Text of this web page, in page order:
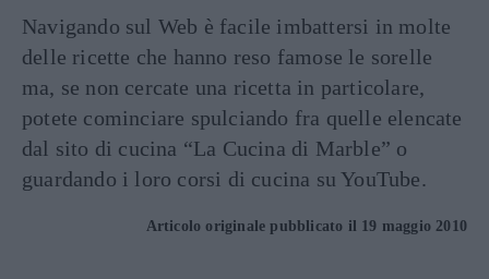
Navigando sul Web è facile imbattersi in molte
delle ricette che hanno reso famose le sorelle
ma, se non cercate una ricetta in particolare,
potete cominciare spulciando fra quelle elencate
dal sito di cucina “La Cucina di Marble” o
guardando i loro corsi di cucina su YouTube.
Articolo originale pubblicato il 19 maggio 2010